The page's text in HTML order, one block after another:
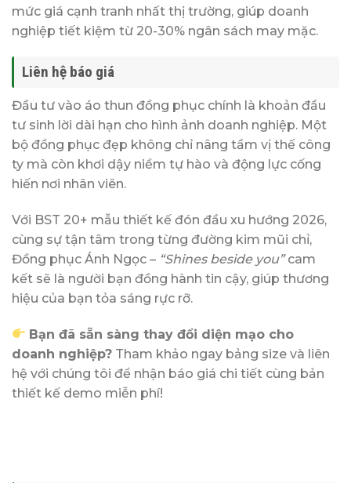
mức giá cạnh tranh nhất thị trường, giúp doanh
nghiệp tiết kiệm từ 20-30% ngân sách may mặc.
Liên hệ báo giá
Đầu tư vào áo thun đồng phục chính là khoản đầu
tư sinh lời dài hạn cho hình ảnh doanh nghiệp. Một
bộ đồng phục đẹp không chỉ nâng tầm vị thế công
ty mà còn khơi dậy niềm tự hào và động lực cống
hiến nơi nhân viên.
Với BST 20+ mẫu thiết kế đón đầu xu hướng 2026,
cùng sự tận tâm trong từng đường kim mũi chỉ,
Đồng phục Ánh Ngọc – “Shines beside you”cam
kết sẽ là người bạn đồng hành tin cậy, giúp thương
hiệu của bạn tỏa sáng rực rỡ.
Bạn đã sẵn sàng thay đổi diện mạo cho
doanh nghiệp? Tham khảo ngay bảng size và liên
hệ với chúng tôi để nhận báo giá chi tiết cùng bản
thiết kế demo miễn phí!